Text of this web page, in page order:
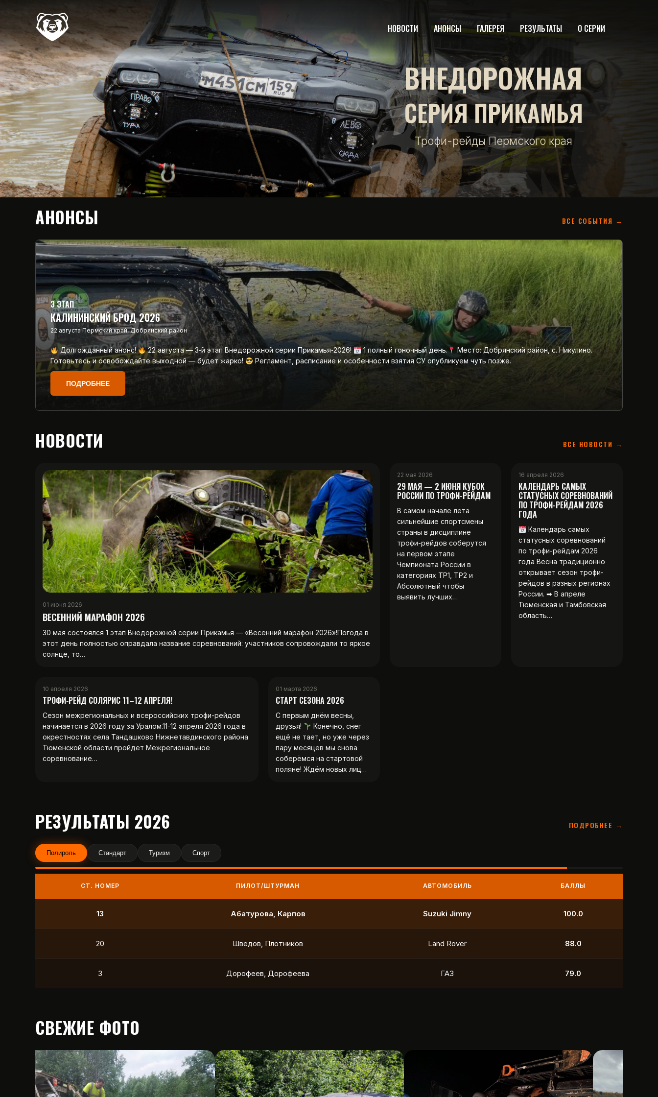
НОВОСТИ АНОНСЫ ГАЛЕРЕЯ РЕЗУЛЬТАТЫ О СЕРИИ
ВНЕДОРОЖНАЯ
СЕРИЯ ПРИКАМЬЯ
Трофи-рейды Пермского края
АНОНСЫ ВСЕ СОБЫТИЯ →
3 ЭТАП
КАЛИНИНСКИЙ БРОД 2026
22 августа Пермский край, Добрянский район
Долгожданный анонс! 22 августа — 3‑й этап Внедорожной серии Прикамья‑2026! 1 полный гоночный день.
Место: Добрянский район, с. Никулино.
Готовьтесь и освобождайте выходной — будет жарко!
Регламент, расписание и особенности взятия СУ опубликуем чуть позже.
ПОДРОБНЕЕ
НОВОСТИ ВСЕ НОВОСТИ →
01 июня 2026
ВЕСЕННИЙ МАРАФОН 2026
30 мая состоялся 1 этап Внедорожной серии Прикамья — «Весенний марафон 2026»!Погода в
этот день полностью оправдала название соревнований: участников сопровождали то яркое
солнце, то…
22 мая 2026
29 МАЯ — 2 ИЮНЯ КУБОК
РОССИИ ПО ТРОФИ-РЕЙДАМ
В самом начале лета
сильнейшие спортсмены
страны в дисциплине
трофи-рейдов соберутся
на первом этапе
Чемпионата России в
категориях ТР1, ТР2 и
Абсолютный чтобы
выявить лучших…
16 апреля 2026
КАЛЕНДАРЬ САМЫХ
СТАТУСНЫХ СОРЕВНОВАНИЙ
ПО ТРОФИ-РЕЙДАМ 2026
ГОДА
Календарь самых
статусных соревнований
по трофи-рейдам 2026
года Весна традиционно
открывает сезон трофи-
рейдов в разных регионах
России. ➡ В апреле
Тюменская и Тамбовская
область…
10 апреля 2026
ТРОФИ‑РЕЙД СОЛЯРИС 11–12 АПРЕЛЯ!
Сезон межрегиональных и всероссийских трофи-рейдов
начинается в 2026 году за Уралом.11-12 апреля 2026 года в
окрестностях села Тандашково Нижнетавдинского района
Тюменской области пройдет Межрегиональное
соревнование…
01 марта 2026
СТАРТ СЕЗОНА 2026
С первым днём весны,
друзья!
Конечно, снег
ещё не тает, но уже через
пару месяцев мы снова
соберёмся на стартовой
поляне! Ждём новых лиц…
РЕЗУЛЬТАТЫ 2026 ПОДРОБНЕЕ →
Полироль Стандарт Туризм Спорт
СТ. НОМЕР ПИЛОТ/ШТУРМАН АВТОМОБИЛЬ БАЛЛЫ
9 Маслов, Ходько УАЗ 250.0
21 Чистяков, Петухов УАЗ 211.0
12 Охотников, Фердман Toyota 118.5
СВЕЖИЕ ФОТО